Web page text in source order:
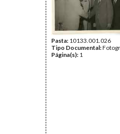
Pasta: 10133.001.026
Tipo Documental:
Página(s): 1